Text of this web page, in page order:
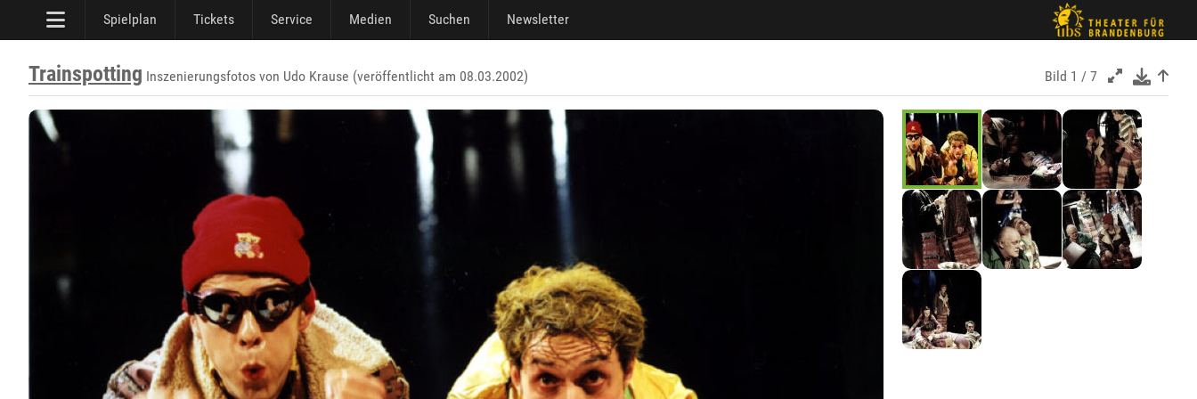
Spielplan Tickets Service Medien Suchen Newsletter
Trainspotting Inszenierungsfotos von Udo Krause (veröffentlicht am 08.03.2002) Bild 1 / 7